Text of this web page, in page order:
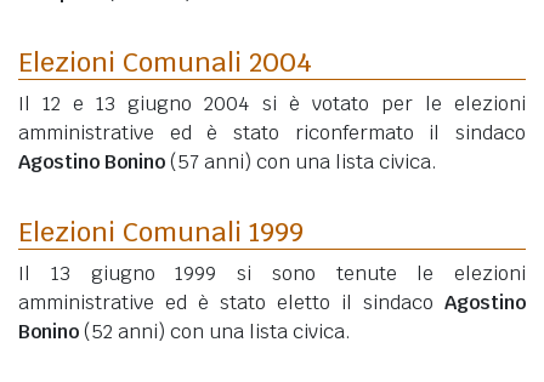
Elezioni Comunali 2004
Il 12 e 13 giugno 2004 si è votato per le elezioni
amministrative ed è stato riconfermato il sindaco
Agostino Bonino(57 anni) con una lista civica.
Elezioni Comunali 1999
Il 13 giugno 1999 si sono tenute le elezioni
amministrative ed è stato eletto il sindaco Agostino
Bonino(52 anni) con una lista civica.